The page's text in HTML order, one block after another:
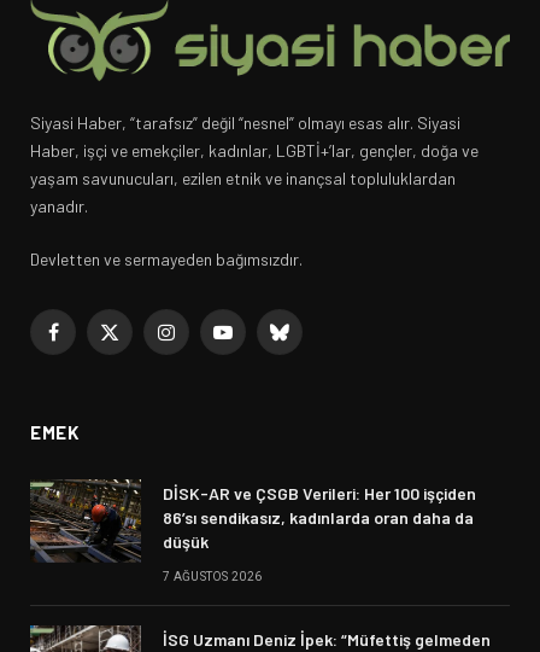
Siyasi Haber, “tarafsız” değil “nesnel” olmayı esas alır. Siyasi
Haber, işçi ve emekçiler, kadınlar, LGBTİ+’lar, gençler, doğa ve
yaşam savunucuları, ezilen etnik ve inançsal topluluklardan
yanadır.
Devletten ve sermayeden bağımsızdır.
Facebook
X
InstagramYouTubeBluesky
EMEK
DİSK-AR ve ÇSGB Verileri: Her 100 işçiden
86’sı sendikasız, kadınlarda oran daha da
düşük
7 AĞUSTOS 2026
İSG Uzmanı Deniz İpek: “Müfettiş gelmeden